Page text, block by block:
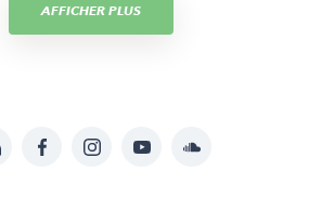
AFFICHER PLUS
LinkedInFacebookInstagramYouTubeSoundcloud